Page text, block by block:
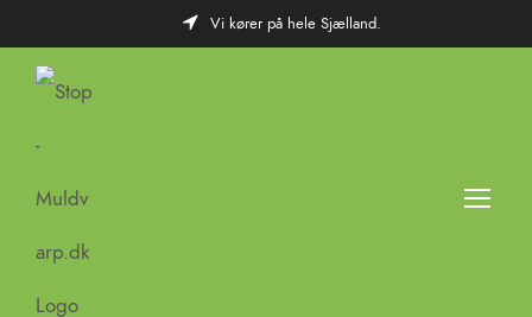
Vi kører på hele Sjælland.